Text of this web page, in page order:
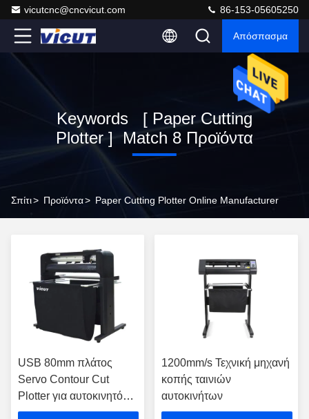
vicutcnc@cncvicut.com 86-153-05605250
Απόσπασμα
Keywords [ Paper Cutting
Plotter ] Match 8 Προϊόντα
Σπίτι> Προϊόντα> Paper Cutting Plotter Online Manufacturer
USB 80mm πλάτος
Servo Contour Cut
Plotter για αυτοκινητό
αυτοκόλλητο κόψιμο
1200mm/s Τεχνική μηχανή
κοπής ταινιών
αυτοκινήτων